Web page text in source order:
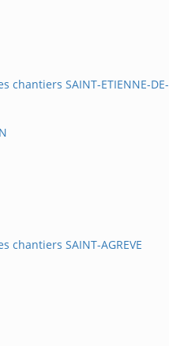
chantiers SAINT-ETIENNE-DE-
chantiers SAINT-AGREVE